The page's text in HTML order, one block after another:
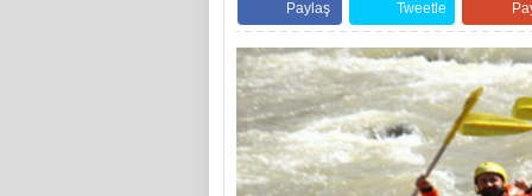
Paylaş Tweetle